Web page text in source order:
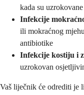
kada su
Infekcije
ili mokraćnog
antibiotike
Infekcije kostiju i
uzrokovan
Vaš liječnik će odrediti je